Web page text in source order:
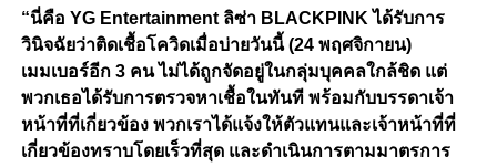
“นี่คือ YG Entertainment ลิซ่า BLACKPINK ได้รับการ
วินิจฉัยว่าติดเชื้อโควิดเมื่อบ่ายวันนี้ (24 พฤศจิกายน)
เมมเบอร์อีก 3 คน ไม่ได้ถูกจัดอยู่ในกลุ่มบุคคลใกล้ชิด แต่
พวกเธอได้รับการตรวจหาเชื้อในทันที พร้อมกับบรรดาเจ้า
หน้าที่ที่เกี่ยวข้อง พวกเราได้แจ้งให้ตัวแทนและเจ้าหน้าที่ที่
เกี่ยวข้องทราบโดยเร็วที่สุด และดำเนินการตามมาตรการ